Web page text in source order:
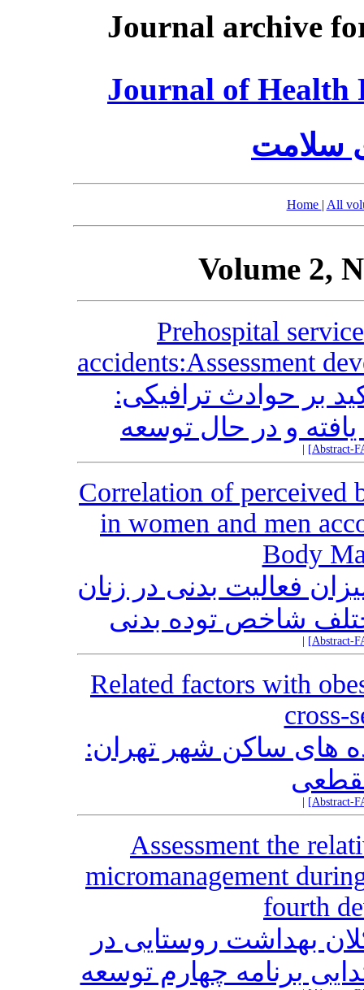
Journal archive
Journal of Health
سلامت
Home | All
Volume 2,
Prehospital
accidents:Assessment
بر حوادث ترافیکی:
و در حال توسعه
[Abstract-
Correlation of perceived
in women and men
Body
فعالیت ‌بدنی در زنان
شاخص توده بدنی
[Abstract-
Related factors with
cross-
های ساکن شهر تهران:
[Abstract-
Assessment the
micromanagement
fourth
بهداشت روستایی در
برنامه چهارم توسعه